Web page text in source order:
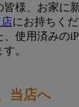
様、お家に
にお持ちく
使用済みの
。
当店へ